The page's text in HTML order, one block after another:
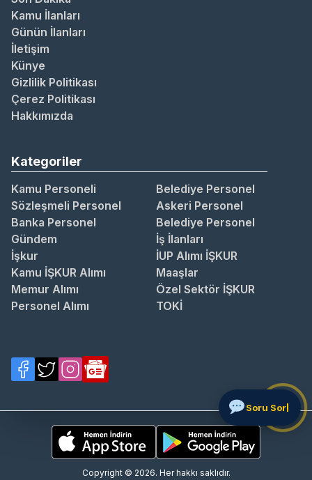
Kamu İlanları
Günün İlanları
İletişim
Künye
Gizlilik Politikası
Çerez Politikası
Hakkımızda
Kategoriler
Kamu Personeli
Belediye Personel
Sözleşmeli Personel
Askeri Personel
Banka Personel
Belediye Personel
Gündem
İş İlanları
İşkur
İUP Alımı İŞKUR
Kamu İŞKUR Alımı
Maaşlar
Memur Alımı
Özel Sektör İŞKUR
Personel Alımı
TOKİ
Copyright © 2026. Her hakkı saklıdır.
Soru